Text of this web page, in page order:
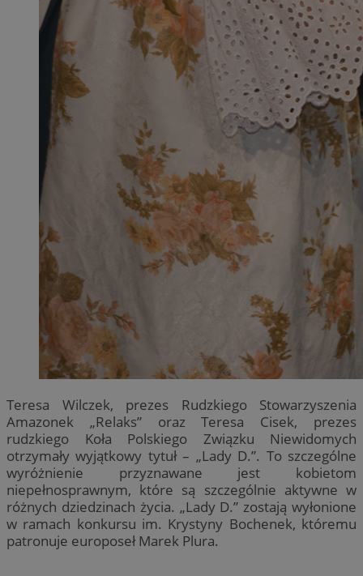
Teresa Wilczek, prezes Rudzkiego Stowarzyszenia
Amazonek „Relaks” oraz Teresa Cisek, prezes
rudzkiego Koła Polskiego Związku Niewidomych
otrzymały wyjątkowy tytuł – „Lady D.”. To szczególne
wyróżnienie przyznawane jest kobietom
niepełnosprawnym, które są szczególnie aktywne w
różnych dziedzinach życia. „Lady D.” zostają wyłonione
w ramach konkursu im. Krystyny Bochenek, któremu
patronuje europoseł Marek Plura.